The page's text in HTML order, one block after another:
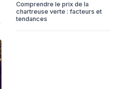
Comprendre le prix de la
chartreuse verte : facteurs et
tendances